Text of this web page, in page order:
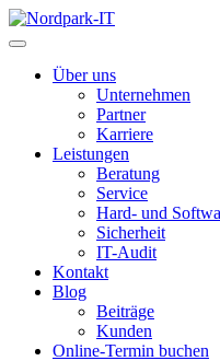
Über uns
Unternehmen
Partner
Karriere
Leistungen
Beratung
Service
Hard- und
Sicherheit
IT-Audit
Kontakt
Blog
Beiträge
Kunden
Online-Termin buchen